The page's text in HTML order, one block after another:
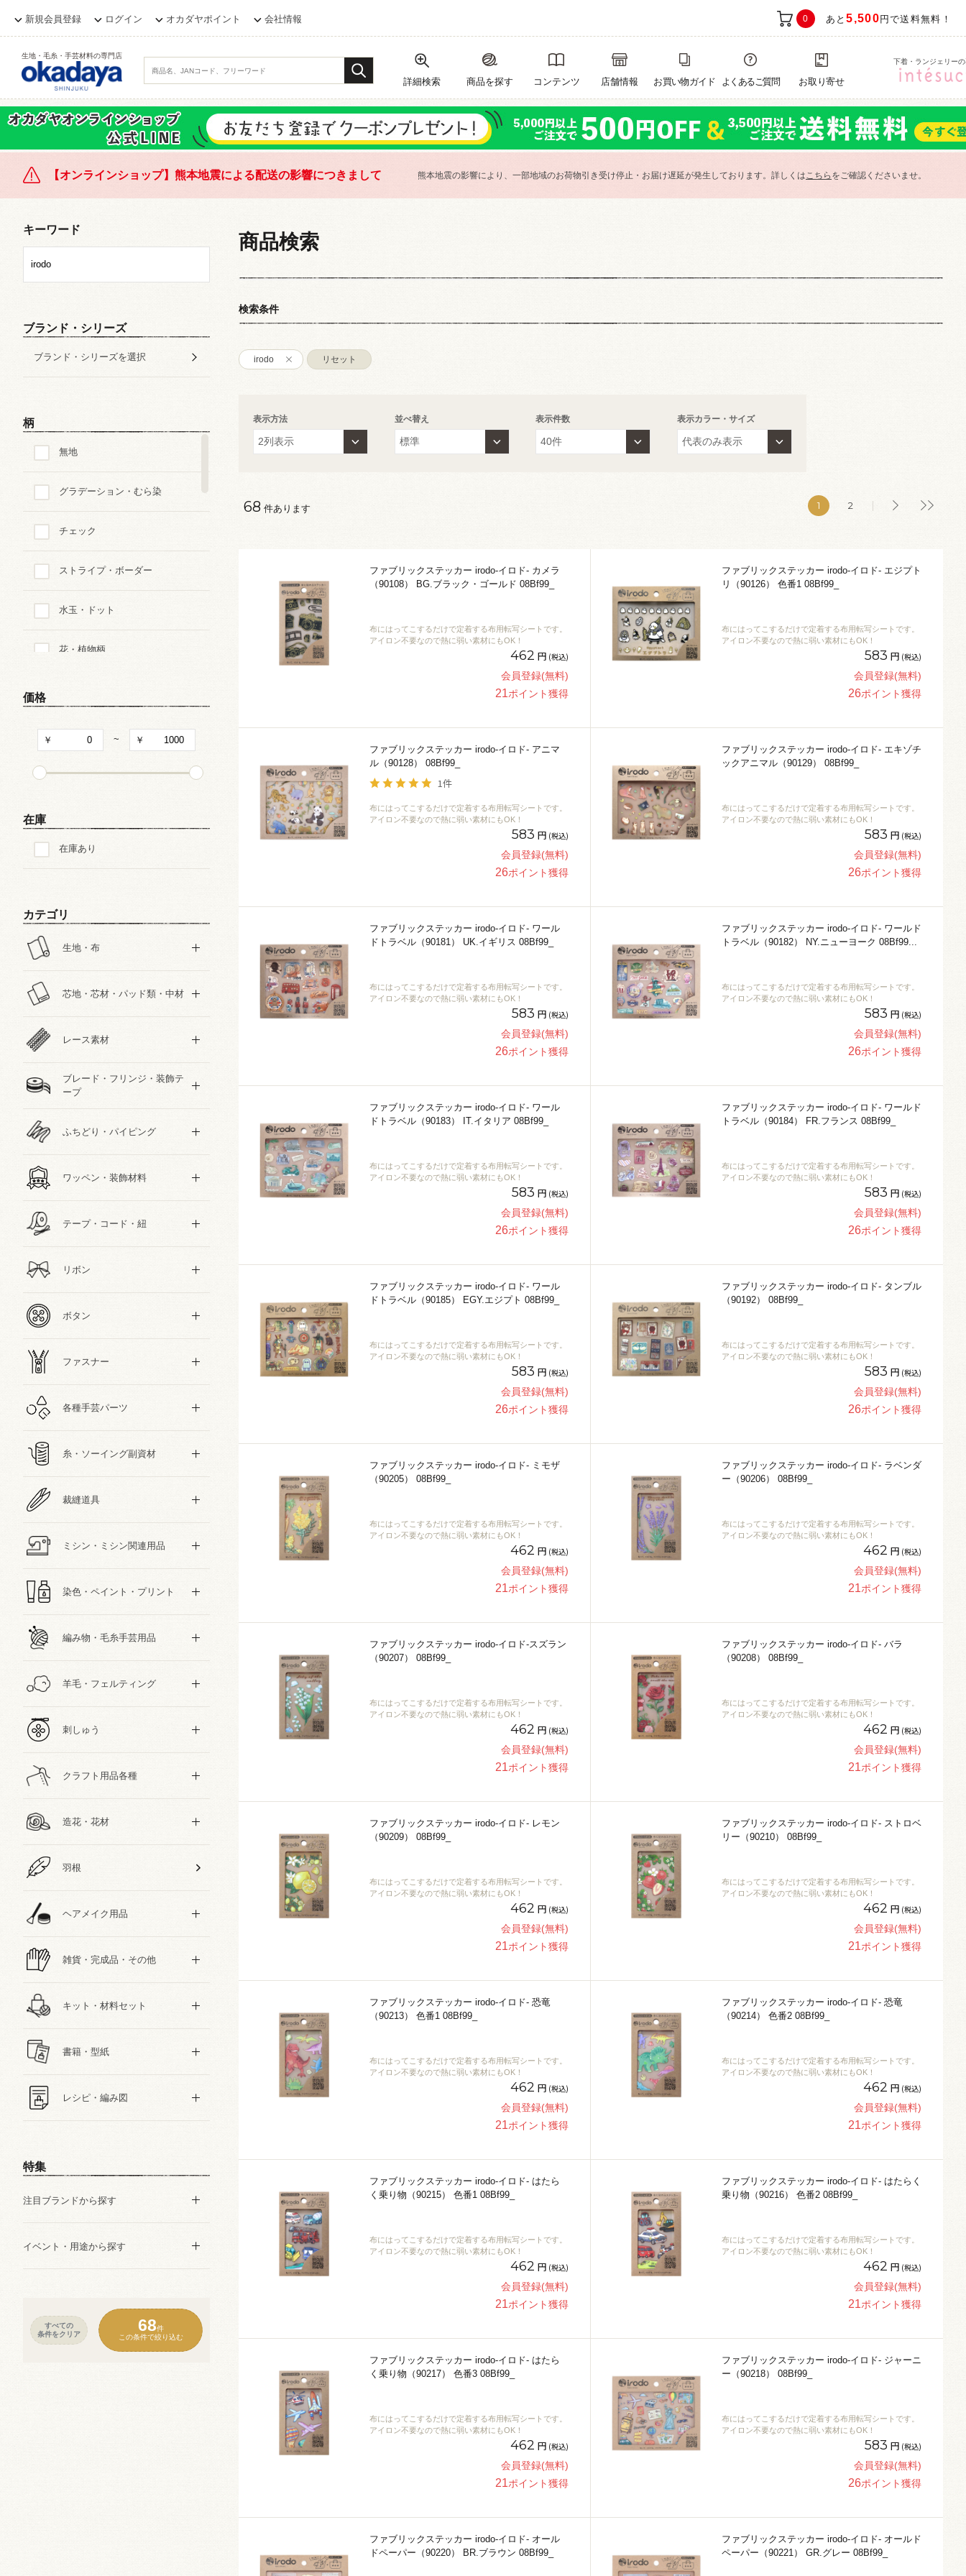
新規会員登録 ログイン オカダヤポイント 会社情報 0 あと5,500 円で送料無料！
生地・毛糸・手芸材料の専門店
詳細検索 商品を探す コンテンツ 店舗情報 お買い物ガイド よくあるご質問 お取り寄せ
下着・ランジェリー
【オンラインショップ】熊本地震による配送の影響につきまして 熊本地震の影響により、一部地域のお荷物引き受け停止・お届け遅延が発生しております。詳しくはこちら をご確認くださいませ。
キーワード
ブランド・シリーズ
ブランド・シリーズを選択
柄
無地
グラデーション・むら染
チェック
ストライプ・ボーダー
水玉・ドット
花・植物柄
迷彩・アニマルパターン
動物・生き物・恐竜柄
ピアノ・音楽
食べ物・スイーツ
キャラクター
その他の柄
価格
~
在庫
在庫あり
カテゴリ
生地・布
芯地・芯材・パッド類・中材
レース素材
ブレード・フリンジ・装飾テ
ープ
ふちどり・パイピング
ワッペン・装飾材料
テープ・コード・紐
リボン
ボタン
ファスナー
各種手芸パーツ
糸・ソーイング副資材
裁縫道具
ミシン・ミシン関連用品
染色・ペイント・プリント
編み物・毛糸手芸用品
羊毛・フェルティング
刺しゅう
クラフト用品各種
造花・花材
羽根
ヘアメイク用品
雑貨・完成品・その他
キット・材料セット
書籍・型紙
レシピ・編み図
特集
注目ブランドから探す
イベント・用途から探す
すべての
条件をクリア
68件
この条件で絞り込む
商品検索
検索条件
irodo リセット
表示方法 並べ替え 表示件数 表示カラー・サイズ
68 件あります 1 2
ファブリックステッカー irodo-イロド- カメラ
（90108） BG.ブラック・ゴールド 08Bf99_
布にはってこするだけで定着する布用転写シートです。
アイロン不要なので熱に弱い素材にもOK！
462 円 (税込)
会員登録(無料)
21ポイント獲得
ファブリックステッカー irodo-イロド- エジプト
リ（90126） 色番1 08Bf99_
布にはってこするだけで定着する布用転写シートです。
アイロン不要なので熱に弱い素材にもOK！
583 円 (税込)
会員登録(無料)
26ポイント獲得
ファブリックステッカー irodo-イロド- アニマ
ル（90128） 08Bf99_
1件
布にはってこするだけで定着する布用転写シートです。
アイロン不要なので熱に弱い素材にもOK！
583 円 (税込)
会員登録(無料)
26ポイント獲得
ファブリックステッカー irodo-イロド- エキゾチ
ックアニマル（90129） 08Bf99_
布にはってこするだけで定着する布用転写シートです。
アイロン不要なので熱に弱い素材にもOK！
583 円 (税込)
会員登録(無料)
26ポイント獲得
ファブリックステッカー irodo-イロド- ワール
ドトラベル（90181） UK.イギリス 08Bf99_
布にはってこするだけで定着する布用転写シートです。
アイロン不要なので熱に弱い素材にもOK！
583 円 (税込)
会員登録(無料)
26ポイント獲得
ファブリックステッカー irodo-イロド- ワールド
トラベル（90182） NY.ニューヨーク 08Bf99
布にはってこするだけで定着する布用転写シートです。
アイロン不要なので熱に弱い素材にもOK！
583 円 (税込)
会員登録(無料)
26ポイント獲得
ファブリックステッカー irodo-イロド- ワール
ドトラベル（90183） IT.イタリア 08Bf99_
布にはってこするだけで定着する布用転写シートです。
アイロン不要なので熱に弱い素材にもOK！
583 円 (税込)
会員登録(無料)
26ポイント獲得
ファブリックステッカー irodo-イロド- ワールド
トラベル（90184） FR.フランス 08Bf99_
布にはってこするだけで定着する布用転写シートです。
アイロン不要なので熱に弱い素材にもOK！
583 円 (税込)
会員登録(無料)
26ポイント獲得
ファブリックステッカー irodo-イロド- ワール
ドトラベル（90185） EGY.エジプト 08Bf99_
布にはってこするだけで定着する布用転写シートです。
アイロン不要なので熱に弱い素材にもOK！
583 円 (税込)
会員登録(無料)
26ポイント獲得
ファブリックステッカー irodo-イロド- タンブル
（90192） 08Bf99_
布にはってこするだけで定着する布用転写シートです。
アイロン不要なので熱に弱い素材にもOK！
583 円 (税込)
会員登録(無料)
26ポイント獲得
ファブリックステッカー irodo-イロド- ミモザ
（90205） 08Bf99_
布にはってこするだけで定着する布用転写シートです。
アイロン不要なので熱に弱い素材にもOK！
462 円 (税込)
会員登録(無料)
21ポイント獲得
ファブリックステッカー irodo-イロド- ラベンダ
ー（90206） 08Bf99_
布にはってこするだけで定着する布用転写シートです。
アイロン不要なので熱に弱い素材にもOK！
462 円 (税込)
会員登録(無料)
21ポイント獲得
ファブリックステッカー irodo-イロド-スズラン
（90207） 08Bf99_
布にはってこするだけで定着する布用転写シートです。
アイロン不要なので熱に弱い素材にもOK！
462 円 (税込)
会員登録(無料)
21ポイント獲得
ファブリックステッカー irodo-イロド- バラ
（90208） 08Bf99_
布にはってこするだけで定着する布用転写シートです。
アイロン不要なので熱に弱い素材にもOK！
462 円 (税込)
会員登録(無料)
21ポイント獲得
ファブリックステッカー irodo-イロド- レモン
（90209） 08Bf99_
布にはってこするだけで定着する布用転写シートです。
アイロン不要なので熱に弱い素材にもOK！
462 円 (税込)
会員登録(無料)
21ポイント獲得
ファブリックステッカー irodo-イロド- ストロベ
リー（90210） 08Bf99_
布にはってこするだけで定着する布用転写シートです。
アイロン不要なので熱に弱い素材にもOK！
462 円 (税込)
会員登録(無料)
21ポイント獲得
ファブリックステッカー irodo-イロド- 恐竜
（90213） 色番1 08Bf99_
布にはってこするだけで定着する布用転写シートです。
アイロン不要なので熱に弱い素材にもOK！
462 円 (税込)
会員登録(無料)
21ポイント獲得
ファブリックステッカー irodo-イロド- 恐竜
（90214） 色番2 08Bf99_
布にはってこするだけで定着する布用転写シートです。
アイロン不要なので熱に弱い素材にもOK！
462 円 (税込)
会員登録(無料)
21ポイント獲得
ファブリックステッカー irodo-イロド- はたら
く乗り物（90215） 色番1 08Bf99_
布にはってこするだけで定着する布用転写シートです。
アイロン不要なので熱に弱い素材にもOK！
462 円 (税込)
会員登録(無料)
21ポイント獲得
ファブリックステッカー irodo-イロド- はたらく
乗り物（90216） 色番2 08Bf99_
布にはってこするだけで定着する布用転写シートです。
アイロン不要なので熱に弱い素材にもOK！
462 円 (税込)
会員登録(無料)
21ポイント獲得
ファブリックステッカー irodo-イロド- はたら
く乗り物（90217） 色番3 08Bf99_
布にはってこするだけで定着する布用転写シートです。
アイロン不要なので熱に弱い素材にもOK！
462 円 (税込)
会員登録(無料)
21ポイント獲得
ファブリックステッカー irodo-イロド- ジャーニ
ー（90218） 08Bf99_
布にはってこするだけで定着する布用転写シートです。
アイロン不要なので熱に弱い素材にもOK！
583 円 (税込)
会員登録(無料)
26ポイント獲得
ファブリックステッカー irodo-イロド- オール
ドペーパー（90220） BR.ブラウン 08Bf99_
ファブリックステッカー irodo-イロド- オールド
ペーパー（90221） GR.グレー 08Bf99_